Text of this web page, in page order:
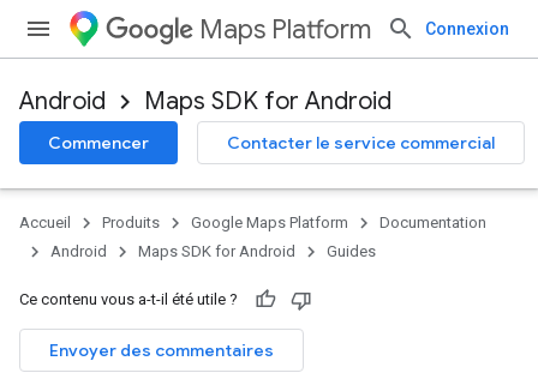
Maps Platform Connexion
Android Maps SDK for Android
Commencer Contacter le service commercial
Accueil Produits Google Maps Platform
Documentation
Android
Maps SDK for Android Guides
Ce contenu vous a-t-il été utile ?
Envoyer des commentaires